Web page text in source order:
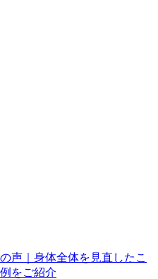
声｜身体全体を見直したこ
をご紹介